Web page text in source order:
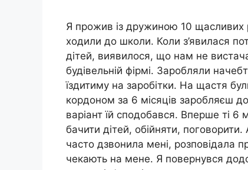
Я прожив із дружиною 10 щасливих
ходили до школи. Коли з’явилася
дітей, виявилося, що нам не
будівельній фірмі. Заробляли
їздитиму на заробітки. На щастя
кордоном за 6 місяців заробляєш
варіант їй сподобався. Вперше ті 6
бачити дітей, обійняти,
часто дзвонила мені, розповідала
чекають на мене. Я повернувся